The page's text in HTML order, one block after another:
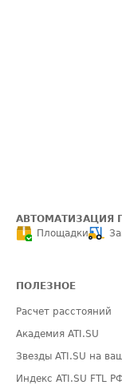
АВТОМАТИЗАЦИЯ
Площадки
ПОЛЕЗНОЕ
Расчет расстояний
Академия ATI.SU
Звезды ATI.SU на
Индекс ATI.SU FTL